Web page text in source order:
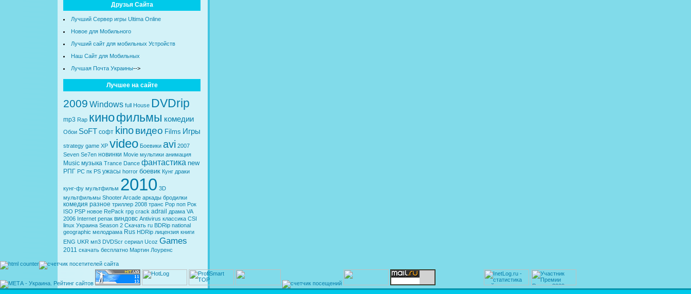
Друзья Сайта
Лучший Сервер игры Ultima Online
Новое для Мобильного
Лучший сайт для мобильных Устройств
Наш Сайт для Мобильных
Лучшая Почта Украины-->
Лучшее на сайте
2009 Windows full House DVDrip
mp3 Rap кинофильмы комедии
Обои SoFT софт kinoвидео Films Игры
strategy game XP video Боевики avi 2007
Seven Se7en новинки Movie мультики анимация
Music музыка Trance Dance фантастика new
РПГ PC пк PS ужасы horror боевик Кунг драки
кунг-фу мультфильм 2010 3D
мультфильмы ShooterArcade аркады бродилки
комедия разное триллер 2008 транс Pop поп Рок
ISO PSP новое RePack rpg crack adrail драма VA
2006 Internet репак виндовс Antivirus классика CSI
linux Украина Season 2 Скачать ru BDRip national
geographic мелодрама Rus HDRip лицензия книги
ENG UKR мп3 DVDScr сериал Ucoz Games
2011 скачать бесплатно Мартин Лоуренс